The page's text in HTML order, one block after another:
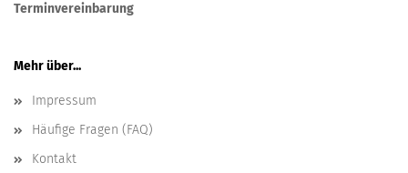
Terminvereinbarung
Mehr über...
Impressum
Häufige Fragen (FAQ)
Kontakt